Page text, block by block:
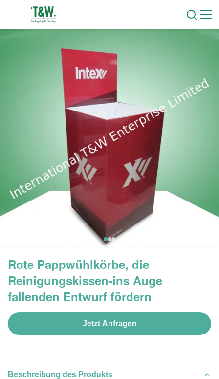
Rote Pappwühlkörbe, die
Reinigungskissen-ins Auge
fallenden Entwurf fördern
Jetzt Anfragen
Beschreibung des Produkts